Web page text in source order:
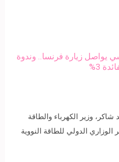
يواصل زيارة فرنسا.. وندوة
3%
وزير الكهرباء والطاقة
الدولي للطاقة النووية